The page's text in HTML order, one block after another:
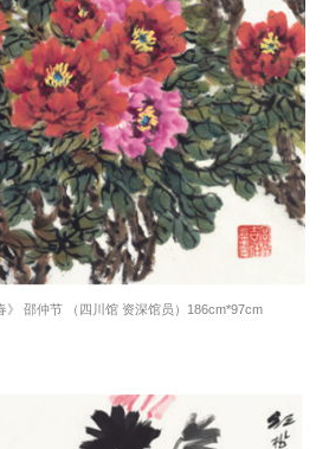
》 邵仲节 （四川馆 资深馆员） 186cm*97cm